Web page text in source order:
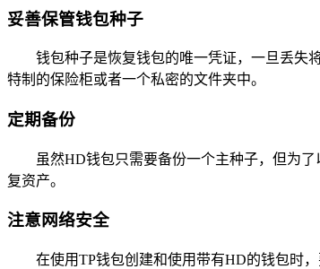
妥善保管钱包种子
钱包种子是恢复钱包的唯一凭证，一旦丢失
特制的保险柜或者一个私密的文件夹中。
定期备份
虽然HD钱包只需要备份一个主种子，但为
复资产。
注意网络安全
在使用TP钱包创建和使用带有HD的钱包时